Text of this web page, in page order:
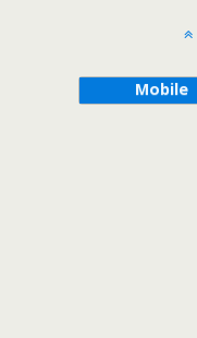
Mobile